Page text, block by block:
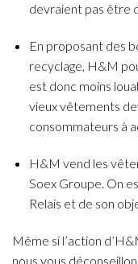
devraient pas être
En proposant des
recyclage, H&M
est donc moins
vieux vêtements
consommateurs à
H&M vend les
Soex Groupe. On
Relais et de son
Même si l’action
nous vous